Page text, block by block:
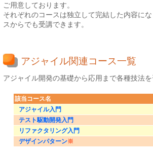
ご用意しております。
それぞれのコースは独立して完結した内容に
スからでも受講できます。
アジャイル関連コース一覧
アジャイル開発の基礎から応用まで各種技法
該当コース名
アジャイル入門
テスト駆動開発入門
リファクタリング入門
デザインパターン※